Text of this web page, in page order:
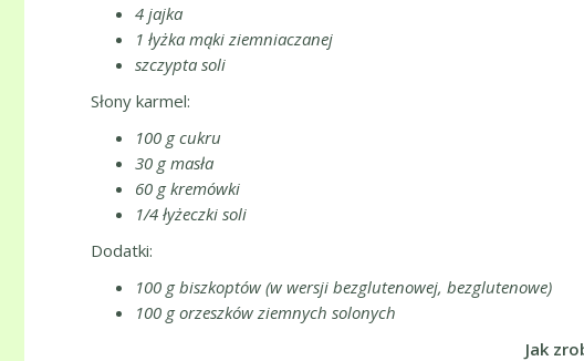
4 jajka
1 łyżka mąki ziemniaczanej
szczypta soli
Słony karmel:
100 g cukru
30 g masła
60 g kremówki
1/4 łyżeczki soli
Dodatki:
100 g biszkoptów (w wersji bezglutenowej, bezglutenowe)
100 g orzeszków ziemnych solonych
Jak